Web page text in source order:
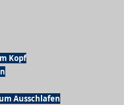
Kopf
Ausschlafen